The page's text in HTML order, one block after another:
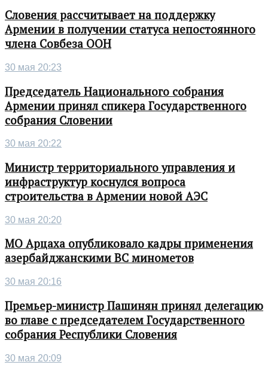
Словения рассчитывает на поддержку
Армении в получении статуса непостоянного
члена Совбеза ООН
30 мая 20:23
Председатель Национального собрания
Армении принял спикера Государственного
собрания Словении
30 мая 20:22
Министр территориального управления и
инфраструктур коснулся вопроса
строительства в Армении новой АЭС
30 мая 20:20
МО Арцаха опубликовало кадры применения
азербайджанскими ВС минометов
30 мая 20:16
Премьер-министр Пашинян принял делегацию
во главе с председателем Государственного
собрания Республики Словения
30 мая 20:09